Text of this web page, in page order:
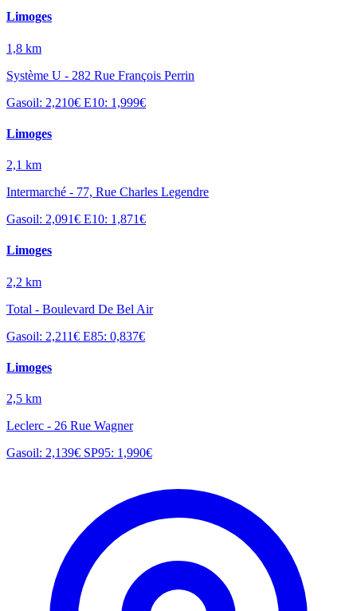
Limoges
1,8 km
Système U - 282 Rue François Perrin
Gasoil: 2,210€ E10: 1,999€
Limoges
2,1 km
Intermarché - 77, Rue Charles Legendre
Gasoil: 2,091€ E10: 1,871€
Limoges
2,2 km
Total - Boulevard De Bel Air
Gasoil: 2,211€ E85: 0,837€
Limoges
2,5 km
Leclerc - 26 Rue Wagner
Gasoil: 2,139€ SP95: 1,990€